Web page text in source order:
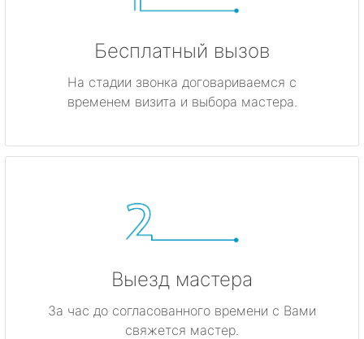
Бесплатный вызов
На стадии звонка договариваемся с
временем визита и выбора мастера.
Выезд мастера
За час до согласованного времени с Вами
свяжется мастер.